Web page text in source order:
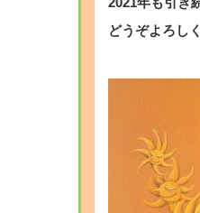
どうぞよろし